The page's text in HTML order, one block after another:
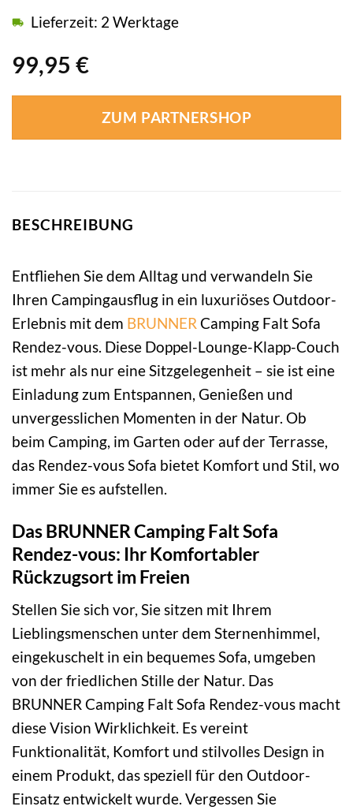
99,95 €
Lieferzeit: 2 Werktage
ZUM PARTNERSHOP
BESCHREIBUNG
Entfliehen Sie dem Alltag und verwandeln Sie
Ihren Campingausflug in ein luxuriöses Outdoor-
Erlebnis mit dem BRUNNER Camping Falt Sofa
Rendez-vous. Diese Doppel-Lounge-Klapp-Couch
ist mehr als nur eine Sitzgelegenheit – sie ist eine
Einladung zum Entspannen, Genießen und
unvergesslichen Momenten in der Natur. Ob
beim Camping, im Garten oder auf der Terrasse,
das Rendez-vous Sofa bietet Komfort und Stil, wo
immer Sie es aufstellen.
Das BRUNNER Camping Falt Sofa
Rendez-vous: Ihr Komfortabler
Rückzugsort im Freien
Stellen Sie sich vor, Sie sitzen mit Ihrem
Lieblingsmenschen unter dem Sternenhimmel,
eingekuschelt in ein bequemes Sofa, umgeben
von der friedlichen Stille der Natur. Das
BRUNNER Camping Falt Sofa Rendez-vous macht
diese Vision Wirklichkeit. Es vereint
Funktionalität, Komfort und stilvolles Design in
einem Produkt, das speziell für den Outdoor-
Einsatz entwickelt wurde. Vergessen Sie